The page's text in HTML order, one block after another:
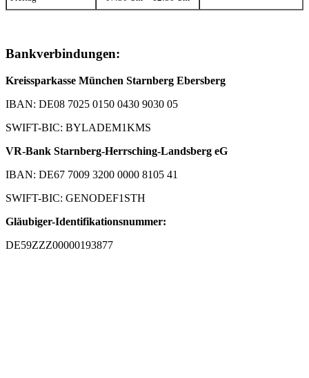
Bankverbindungen:
Kreissparkasse München Starnberg Ebersberg
IBAN: DE08 7025 0150 0430 9030 05
SWIFT-BIC: BYLADEM1KMS
VR-Bank Starnberg-Herrsching-Landsberg eG
IBAN: DE67 7009 3200 0000 8105 41
SWIFT-BIC: GENODEF1STH
Gläubiger-Identifikationsnummer:
DE59ZZZ00000193877